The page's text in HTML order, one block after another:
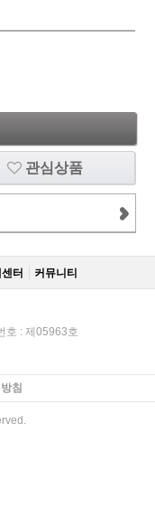
관심상품
터 커뮤니티
호 : 제05963호
침